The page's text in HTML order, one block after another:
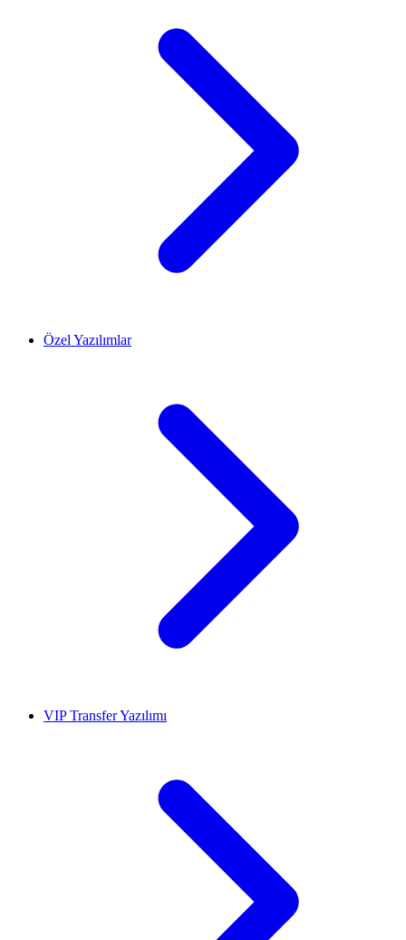
Özel Yazılımlar
VIP Transfer Yazılımı